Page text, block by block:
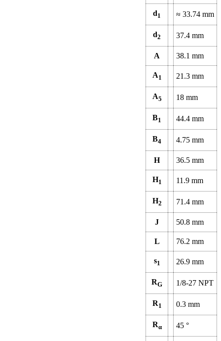
d1 ≈ 33.74 mm
d2 37.4 mm
A 38.1 mm
A1 21.3 mm
A5 18 mm
B1 44.4 mm
B4 4.75 mm
H 36.5 mm
H1 11.9 mm
H2 71.4 mm
J 50.8 mm
L 76.2 mm
s1 26.9 mm
RG 1/8-27 NPT
R1 0.3 mm
Rα 45 °